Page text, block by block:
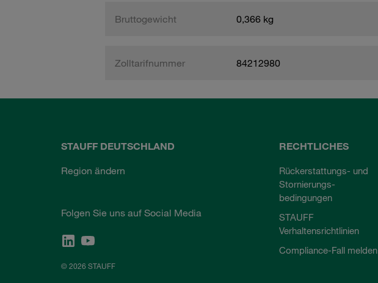
Bruttogewicht 0,366 kg
Zolltarifnummer 84212980
STAUFF DEUTSCHLAND
Region ändern
Folgen Sie uns auf Social Media
© 2026 STAUFF
RECHTLICHES
Rückerstattungs- und
Stornierungs-
bedingungen
STAUFF
Verhaltensrichtlinien
Compliance-Fall melden